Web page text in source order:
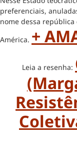
preferenciais,
nome dessa república
América. +
Leia a resenha: